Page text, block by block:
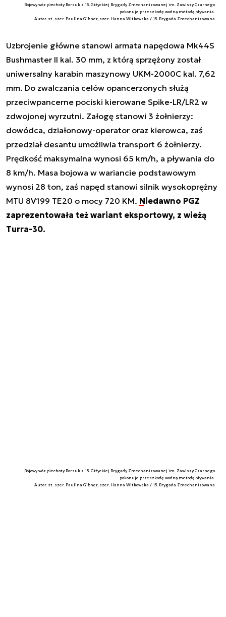
Bojowy wóz piechoty Borsuk z 15. Giżyckiej Brygady Zmechanizowanej im. Zawiszy Czarnego
pokonuje przeszkodę wodną metodą pływania.
Autor. st. szer. Paulina Gibner, szer. Hanna Witkowska / 15. Brygada Zmechanizowana
Uzbrojenie główne stanowi armata napędowa Mk44S
Bushmaster II kal. 30 mm, z którą sprzężony został
uniwersalny karabin maszynowy UKM-2000C kal. 7,62
mm. Do zwalczania celów opancerzonych służą
przeciwpancerne pociski kierowane Spike-LR/LR2 w
zdwojonej wyrzutni. Załogę stanowi 3 żołnierzy:
dowódca, działonowy-operator oraz kierowca, zaś
przedział desantu umożliwia transport 6 żołnierzy.
Prędkość maksymalna wynosi 65 km/h, a pływania do
8 km/h. Masa bojowa w wariancie podstawowym
wynosi 28 ton, zaś napęd stanowi silnik wysokoprężny
MTU 8V199 TE20 o mocy 720 KM. Niedawno PGZ
zaprezentowała też wariant eksportowy, z wieżą
Turra-30.
Bojowy wóz piechoty Borsuk z 15. Giżyckiej Brygady Zmechanizowanej im. Zawiszy Czarnego
pokonuje przeszkodę wodną metodą pływania.
Autor. st. szer. Paulina Gibner, szer. Hanna Witkowska / 15. Brygada Zmechanizowana